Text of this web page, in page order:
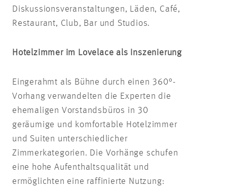
Diskussionsveranstaltungen, Läden, Café,
Restaurant, Club, Bar und Studios.
Hotelzimmer im Lovelace als Inszenierung
Eingerahmt als Bühne durch einen 360°-
Vorhang verwandelten die Experten die
ehemaligen Vorstandsbüros in 30
geräumige und komfortable Hotelzimmer
und Suiten unterschiedlicher
Zimmerkategorien. Die Vorhänge schufen
eine hohe Aufenthaltsqualität und
ermöglichten eine raffinierte Nutzung: